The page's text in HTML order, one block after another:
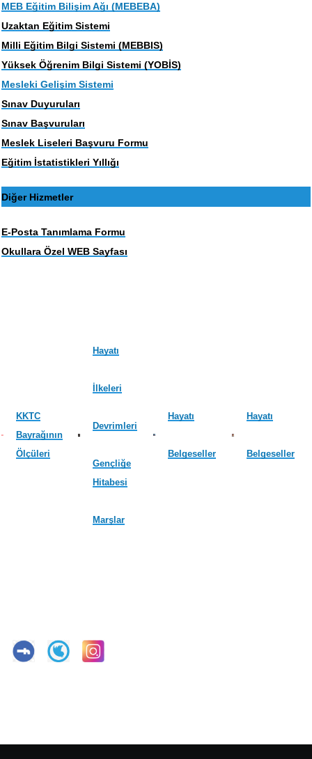
MEB Eğitim Bilişim Ağı (MEBEBA)
Uzaktan Eğitim Sistemi
Milli Eğitim Bilgi Sistemi (MEBBIS)
Yüksek Öğrenim Bilgi Sistemi (YOBİS)
Mesleki Gelişim Sistemi
Sınav Duyuruları
Sınav Başvuruları
Meslek Liseleri Başvuru Formu
Eğitim İstatistikleri Yıllığı
Diğer Hizmetler
E-Posta Tanımlama Formu
Okullara Özel WEB Sayfası
KKTC
Bayrağının
Ölçüleri
Hayatı
İlkeleri
Devrimleri
Gençliğe
Hitabesi
Marşlar
Hayatı
Belgeseller
Hayatı
Belgeseller